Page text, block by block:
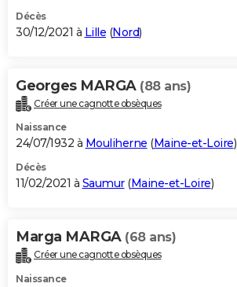
Décès
30/12/2021 à Lille (Nord)
Georges MARGA (88 ans)
Créer une cagnotte obsèques
Naissance
24/07/1932 à Mouliherne (Maine-et-Loire)
Décès
11/02/2021 à Saumur(Maine-et-Loire)
Marga MARGA (68 ans)
Créer une cagnotte obsèques
Naissance